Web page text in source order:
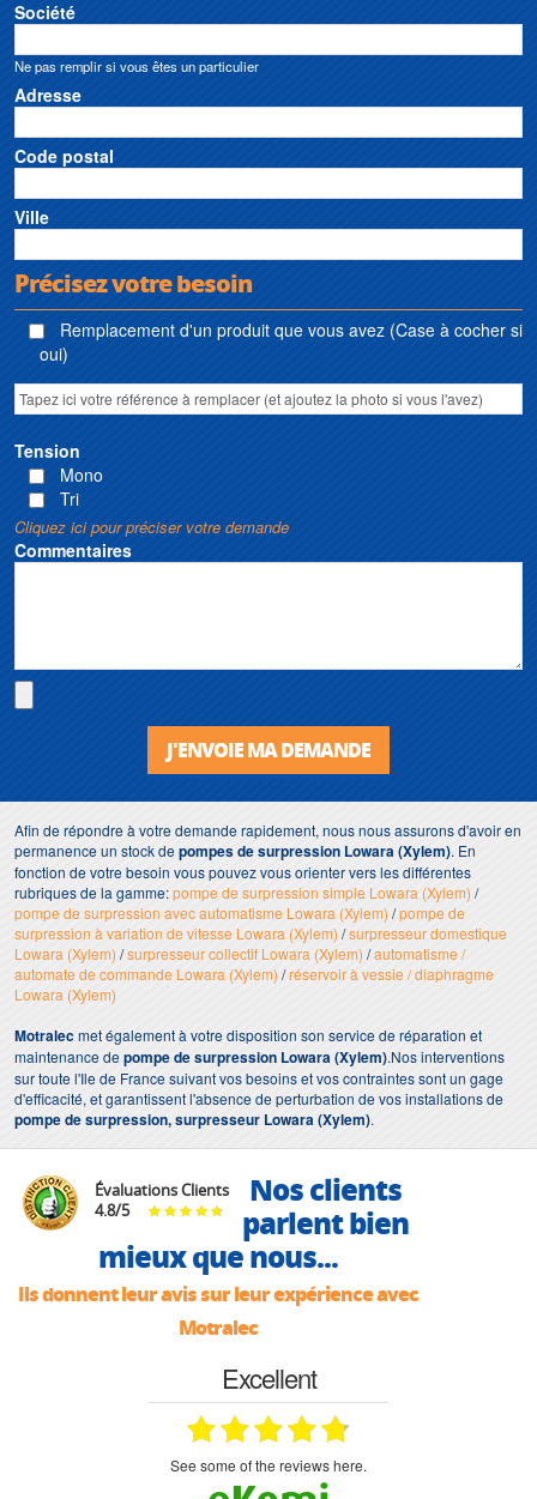
Société
Ne pas remplir si vous êtes un particulier
Adresse
Code postal
Ville
Précisez votre besoin
Remplacement d'un produit que vous avez (Case à cocher si
oui)
Tension
Mono
Tri
Cliquez ici pour préciser votre demande
Commentaires
J'ENVOIE MA DEMANDE
Afin de répondre à votre demande rapidement, nous nous assurons d'avoir en
permanence un stock depompes de surpression Lowara (Xylem). En
fonction de votre besoin vous pouvez vous orienter vers les différentes
rubriques de la gamme:pompe de surpression simple Lowara (Xylem) /
pompe de surpression avec automatisme Lowara (Xylem) /pompe de
surpression à variation de vitesse Lowara (Xylem) /surpresseur domestique
Lowara (Xylem) /surpresseur collectif Lowara (Xylem) /automatisme /
automate de commande Lowara (Xylem) /réservoir à vessie / diaphragme
Lowara (Xylem)
Motralecmet également à votre disposition son service de réparation et
maintenance depompe de surpression Lowara (Xylem).Nos interventions
sur toute l'Ile de France suivant vos besoins et vos contraintes sont un gage
d'efficacité, et garantissent l'absence de perturbation de vos installations de
pompe de surpression, surpresseur Lowara (Xylem).
Évaluations Clients
4.8/5
Nos clients
parlent bien
mieux que nous...
Ils donnent leur avis sur leur expérience avec
Motralec
Excellent
see some of the reviews here.